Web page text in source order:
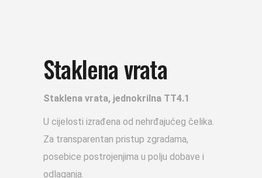
Staklena vrata
Staklena vrata, jednokrilna TT4.1
U cijelosti izrađena od nehrđajućeg čelika.
Za transparentan pristup zgradama,
posebice postrojenjima u polju dobave i
odlaganja.